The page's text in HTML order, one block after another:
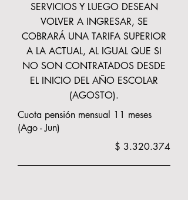
SERVICIOS Y LUEGO DESEAN
VOLVER A INGRESAR, SE
COBRARÁ UNA TARIFA SUPERIOR
A LA ACTUAL, AL IGUAL QUE SI
NO SON CONTRATADOS DESDE
EL INICIO DEL AÑO ESCOLAR
(AGOSTO).
Cuota pensión mensual 11 meses
(Ago - Jun)
$ 3.320.374